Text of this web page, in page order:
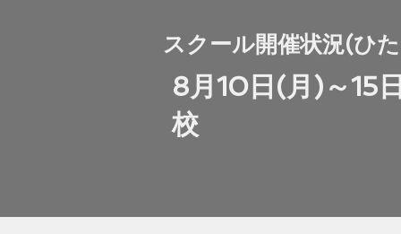
スクール開催状況(ひ
8月10日(月)～15